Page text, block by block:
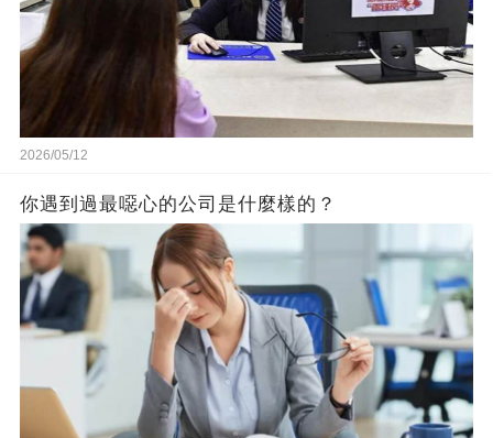
2026/05/12
你遇到過最噁心的公司是什麼樣的？